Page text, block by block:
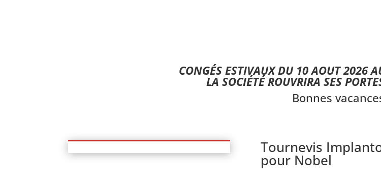
CONGÉS ESTIVAUX DU 10 AOUT 2026
LA SOCIÉTÉ ROUVRIRA SES
Bonnes
Tournevis
pour Nobel